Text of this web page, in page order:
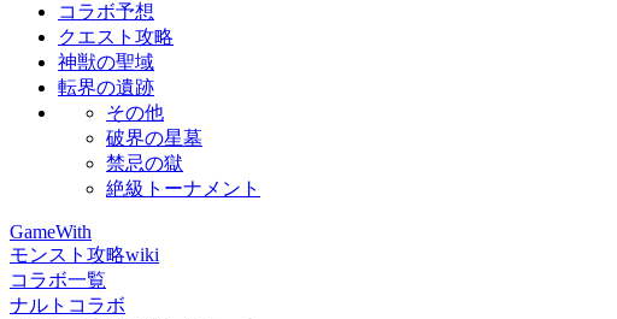
コラボ予想
クエスト攻略
神獣の聖域
転界の遺跡
その他
破界の星墓
禁忌の獄
絶級トーナメント
GameWith
モンスト攻略wiki
コラボ一覧
ナルトコラボ